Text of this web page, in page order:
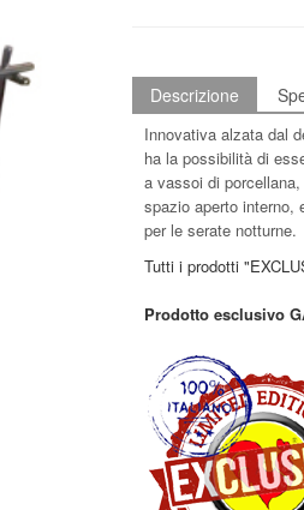
Descrizione
Innovativa alzata dal
ha la possibilità di
a vassoi di
spazio aperto interno,
per le serate notturne.
Tutti i prodotti
Prodotto esclusivo